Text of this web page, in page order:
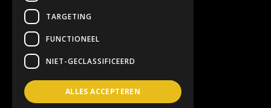
Contact
info@3hoog.be
Interleuvenlaan 74, 3001 Louvain
TARGETING
FUNCTIONEEL
NIET-GECLASSIFICEERD
ALLES ACCEPTEREN